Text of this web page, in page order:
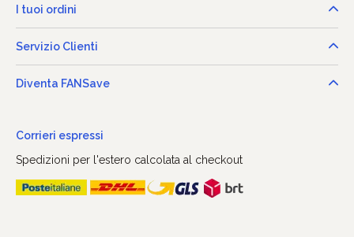
I tuoi ordini
Servizio Clienti
Diventa FANSave
Corrieri espressi
Spedizioni per l'estero calcolata al checkout